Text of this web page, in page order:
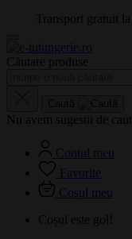
Transport gratuit
Căutare produse
Nu avem sugestii de
Contul meu
Favorite
Coșul meu
Coșul este gol!